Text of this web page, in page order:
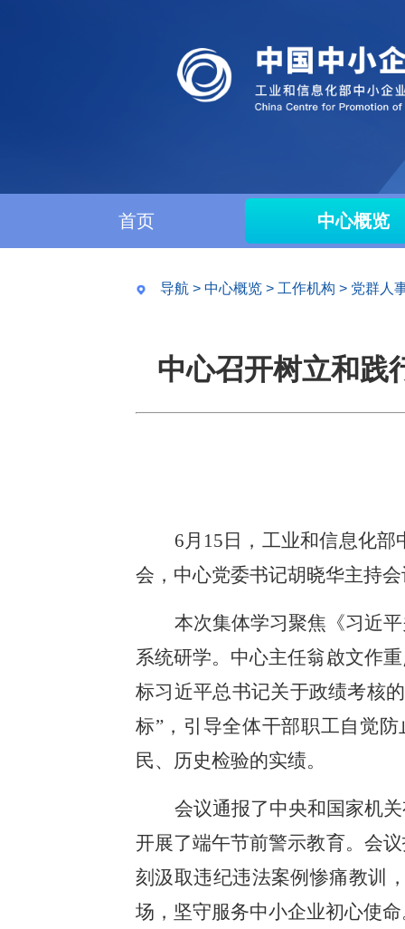
首页 中心概览
导航 > 中心概览 > 工作机构 > 党群人
中心召开树立和践
6月15日，工业和信息化
会，中心党委书记胡晓华主持
本次集体学习聚焦《习近
系统研学。中心主任翁啟文作
标习近平总书记关于政绩考核
标”，引导全体干部职工自觉
民、历史检验的实绩。
会议通报了中央和国家机
开展了端午节前警示教育。会
刻汲取违纪违法案例惨痛教训
场，坚守服务中小企业初心使